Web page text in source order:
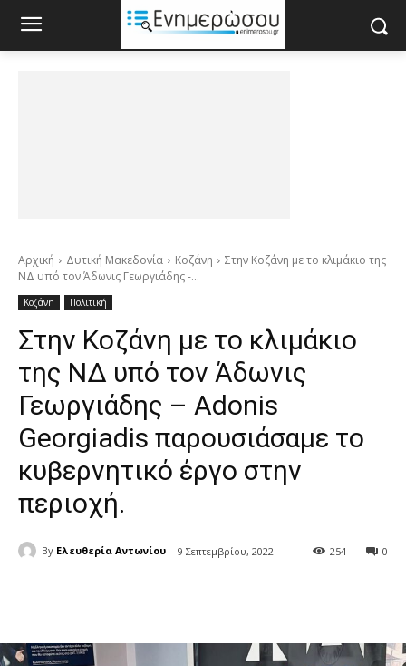
Αρχική Δυτική Μακεδονία Κοζάνη
Στην Κοζάνη με το κλιμάκιο της
ΝΔ υπό τον Άδωνις Γεωργιάδης -...
Κοζάνη Πολιτική
Στην Κοζάνη με το κλιμάκιο
της ΝΔ υπό τον Άδωνις
Γεωργιάδης – Adonis
Georgiadis παρουσιάσαμε το
κυβερνητικό έργο στην
περιοχή.
By Ελευθερία Αντωνίου 9 Σεπτεμβρίου, 2022 0
254